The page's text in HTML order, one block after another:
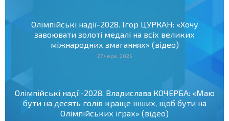
Олімпійські надії-2028. Ігор ЦУРКАН: «Хочу
завоювати золоті медалі на всіх великих
міжнародних змаганнях» (відео)
27 черв. 2025
Олімпійські надії-2028. Владислава КОЧЕРБА: «Маю
бути на десять голів краще інших, щоб бути на
Олімпійських іграх» (відео)